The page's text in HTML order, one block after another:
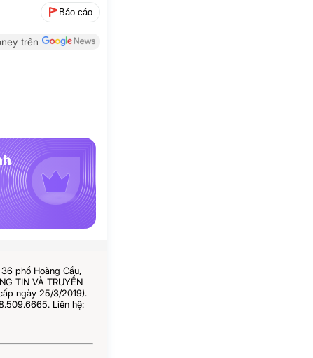
Báo cáo
trên
phố Hoàng Cầu,
TIN VÀ TRUYỀN
ngày 25/3/2019).
Liên hệ: